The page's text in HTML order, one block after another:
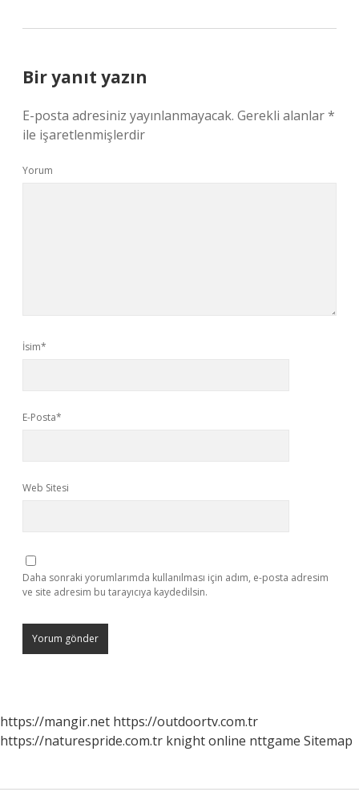
Bir yanıt yazın
E-posta adresiniz yayınlanmayacak. Gerekli alanlar*
ile işaretlenmişlerdir
Yorum
İsim*
E-Posta*
Web Sitesi
Daha sonraki yorumlarımda kullanılması için adım, e-posta adresim
ve site adresim bu tarayıcıya kaydedilsin.
https://mangir.net https://outdoortv.com.tr
https://naturespride.com.tr knight online nttgame Sitemap